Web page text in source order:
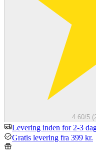
4.60/5
Levering inden for 2-3
Gratis levering fra 399 kr.